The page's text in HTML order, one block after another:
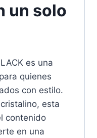
un solo
es una
quienes
con estilo.
esta
contenido
en una